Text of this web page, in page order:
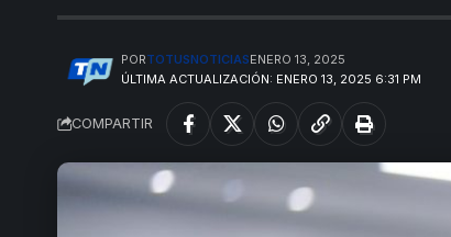
ÚLTIMA ACTUALIZACIÓN: ENERO 13, 2025 6:31 PM
PORTOTUSNOTICIASENERO 13, 2025
COMPARTIR